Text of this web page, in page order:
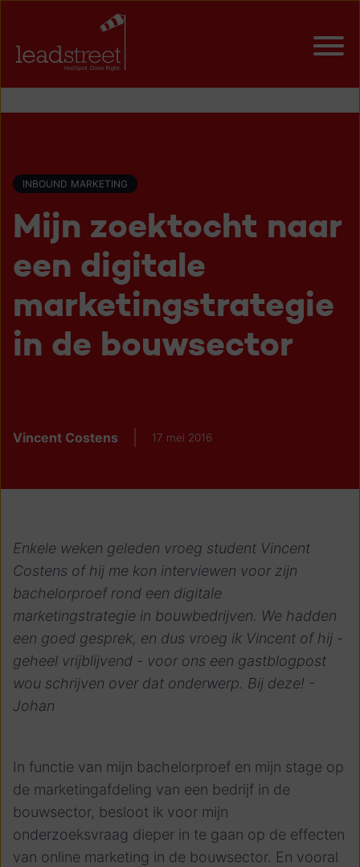
INBOUND MARKETING
Mijn zoektocht naar
een digitale
marketingstrategie
in de bouwsector
Vincent Costens 17 mei 2016
Enkele weken geleden vroeg student Vincent
Costens of hij me kon interviewen voor zijn
bachelorproef rond een digitale
marketingstrategie in bouwbedrijven. We hadden
een goed gesprek, en dus vroeg ik Vincent of hij -
geheel vrijblijvend - voor ons een gastblogpost
wou schrijven over dat onderwerp. Bij deze! -
Johan
In functie van mijn bachelorproef en mijn stage op
de marketingafdeling van een bedrijf in de
bouwsector, besloot ik voor mijn
onderzoeksvraag dieper in te gaan op de effecten
van online marketing in de bouwsector. En vooral